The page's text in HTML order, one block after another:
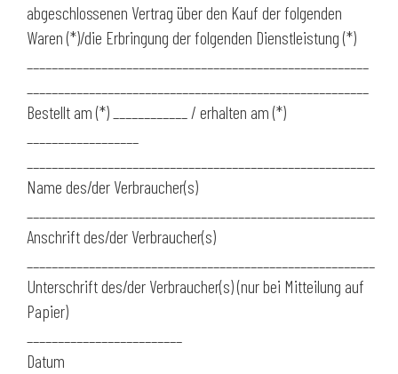
abgeschlossenen Vertrag über den Kauf der folgenden
Waren (*)/die Erbringung der folgenden Dienstleistung (*)
Bestellt am (*) ____________ / erhalten am (*)
Name des/der Verbraucher(s)
Anschrift des/der Verbraucher(s)
Unterschrift des/der Verbraucher(s) (nur bei Mitteilung auf
Papier)
Datum